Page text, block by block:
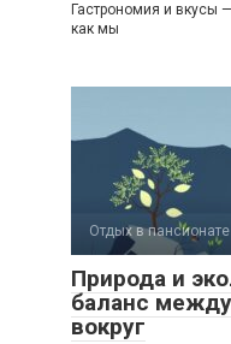
Гастрономия и вкусы
как мы
Отдых в пансионате
Природа и
баланс
вокруг